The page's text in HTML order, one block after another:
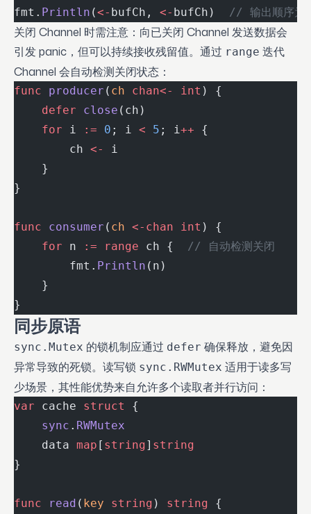
fmt. Println (<- bufCh, <- bufCh) // 输出顺序
关闭 Channel 时需注意：向已关闭 Channel 发送数据会
引发 panic，但可以持续接收残留值。通过 range 迭代
Channel 会自动检测关闭状态：
func producer ( ch chan<- int ) {
    defer
close (ch)
    for
i := 0 ; i < 5 ; i++ {
        ch
<-
i
    }
}
func consumer ( ch <-chan int ) {
    for
n := range ch { // 自动检测关闭
        fmt.
Println (n)
    }
}
同步原语
sync.Mutex 的锁机制应通过 defer 确保释放，避免因
异常导致的死锁。读写锁 sync.RWMutex 适用于读多写
少场景，其性能优势来自允许多个读取者并行访问：
var cache struct
{
    sync
. RWMutex
    data
map [ string] string
}
func read ( key string ) string {